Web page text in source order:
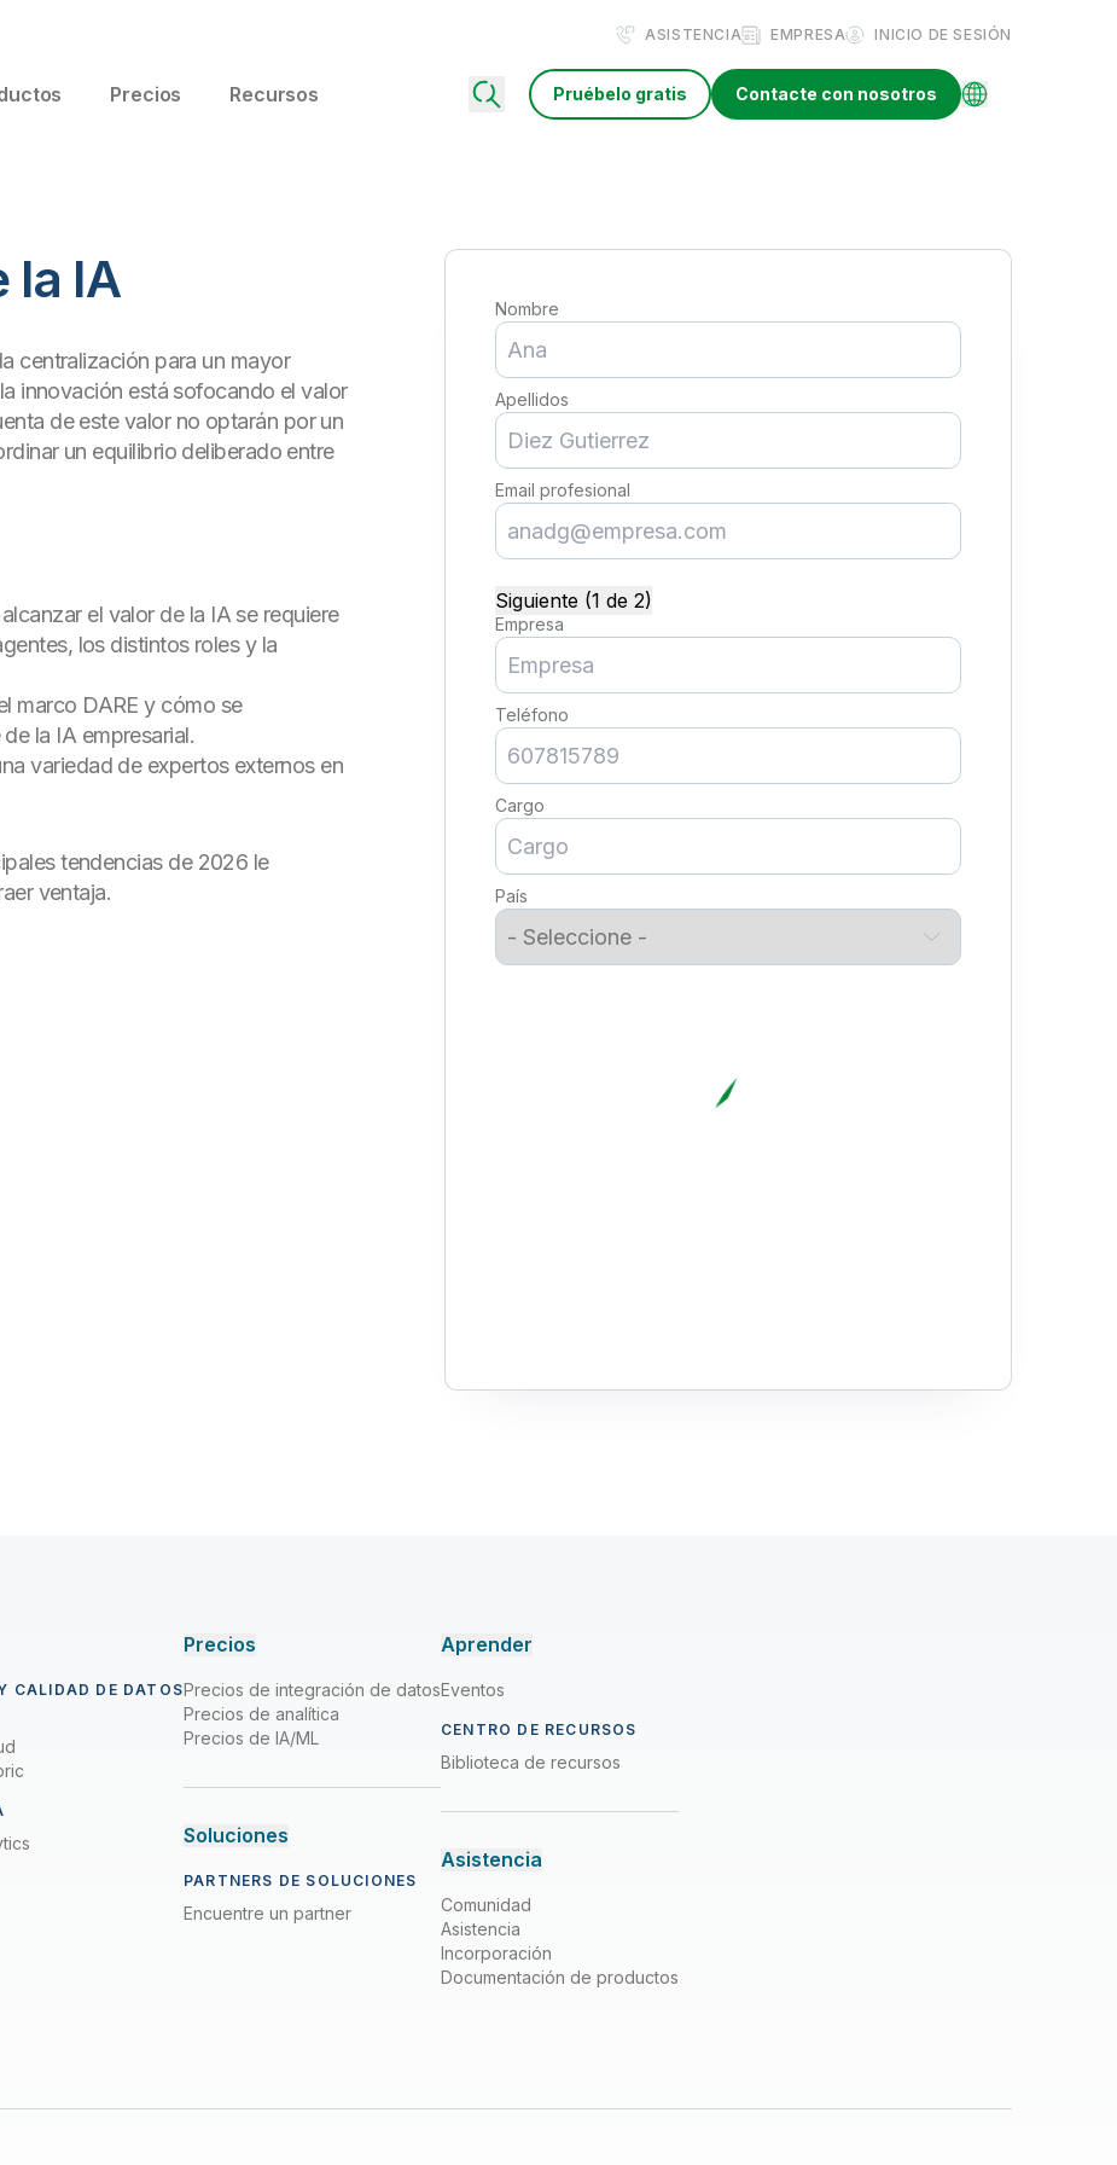
ASISTENCIA EMPRESA INICIO DE SESIÓN
Precios Recursos Pruébelo gratis Contacte con nosotros
la IA
centralización para un mayor
innovación está sofocando el valor
de este valor no optarán por un
un equilibrio deliberado entre
el valor de la IA se requiere
los distintos roles y la
marco DARE y cómo se
la IA empresarial.
variedad de expertos externos en
tendencias de 2026 le
ventaja.
Nombre
Apellidos
Email profesional
Siguiente (1 de 2)
Empresa
Teléfono
Cargo
País
CALIDAD DE DATOS
Precios
Precios de integración de datos
Precios de analítica
Precios de IA/ML
Soluciones
PARTNERS DE SOLUCIONES
Encuentre un partner
Aprender
Eventos
CENTRO DE RECURSOS
Biblioteca de recursos
Asistencia
Comunidad
Asistencia
Incorporación
Documentación de productos